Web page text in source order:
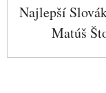
Najlepší
Matúš